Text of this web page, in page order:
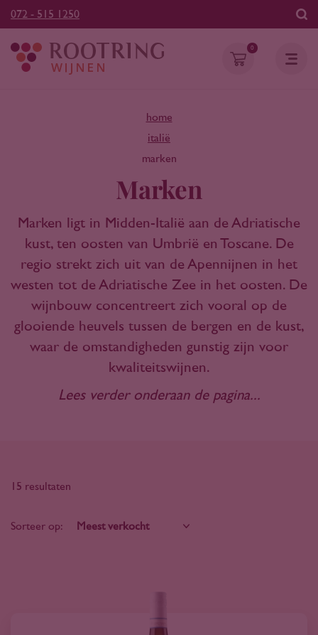
072 - 515 1250
0
home
italië
marken
Marken
Marken ligt in Midden-Italië aan de Adriatische
kust, ten oosten van Umbrië en Toscane. De
regio strekt zich uit van de Apennijnen in het
westen tot de Adriatische Zee in het oosten. De
wijnbouw concentreert zich vooral op de
glooiende heuvels tussen de bergen en de kust,
waar de omstandigheden gunstig zijn voor
kwaliteitswijnen.
Lees verder onderaan de pagina...
15 resultaten
Sorteer op: